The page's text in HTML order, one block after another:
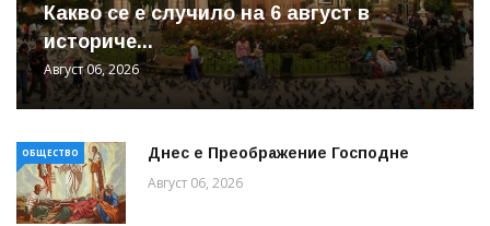
Какво се е случило на 6 август в
историче...
Август 06, 2026
ОБЩЕСТВО Днес е Преображение Господне
Август 06, 2026